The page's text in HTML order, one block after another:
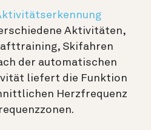
Aktivitäten,
Skifahren
der automatischen
liefert die Funktion
Herzfrequenz